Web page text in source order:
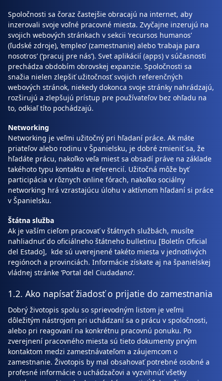
Spoločnosti sa čoraz častejšie obracajú na internet, aby
inzerovali svoje voľné pracovné miesta. Zvyčajne inzerujú na
svojich webových stránkach v sekcii ‘recursos humanos’
(ľudské zdroje), ‘empleo’ (zamestnanie) alebo ‘trabaja para
nosotros’ (‘pracuj pre nás’). Svet aplikácií (apps) v súčasnosti
prechádza obdobím obrovskej expanzie. Spoločnosti sa
snažia nielen zlepšiť užitočnosť svojich referenčných
webových stránok, niekedy dokonca svoje stránky nahrádzajú,
rozširujú a zlepšujú prístup pre používateľov bez ohľadu na
to, odkiaľ títo pochádzajú.
Networking
Networking je veľmi užitočný pri hľadaní práce. Ak máte
priateľov alebo rodinu v Španielsku, je dobré zmieniť sa, že
hľadáte prácu, nakoľko veľa miest sa obsadí práve na základe
takéhoto typu kontaktu a referencií. Užitočná môže byť
participácia v rôznych online fórach, nakoľko sociálny
networking hrá vzrastajúcu úlohu v aktívnom hľadaní si práce
v Španielsku.
Štátna služba
Ak je vaším cieľom pracovať v štátnych službách, musíte
nahliadnuť do oficiálneho štátneho bulletinu [Boletín Oficial
del Estado], kde sú uverejnené takéto miesta v jednotlivých
regiónoch a provinciách. Informácie získate aj na španielskej
vládnej stránke ‘Portal del Ciudadano‘.
1.2. Ako napísať žiadosť o prijatie do zamestnania
Dobrý životopis spolu so sprievodným listom je veľmi
dôležitým nástrojom pri uchádzaní sa o prácu v spoločnosti,
alebo pri reagovaní na konkrétnu pracovnú ponuku. Po
zverejnení pracovného miesta sú tieto dokumenty prvým
kontaktom medzi zamestnávateľom a záujemcom o
zamestnanie. Životopis by mal obsahovať potrebné osobné a
profesné informácie o uchádzačovi a vyzvihnúť všetky